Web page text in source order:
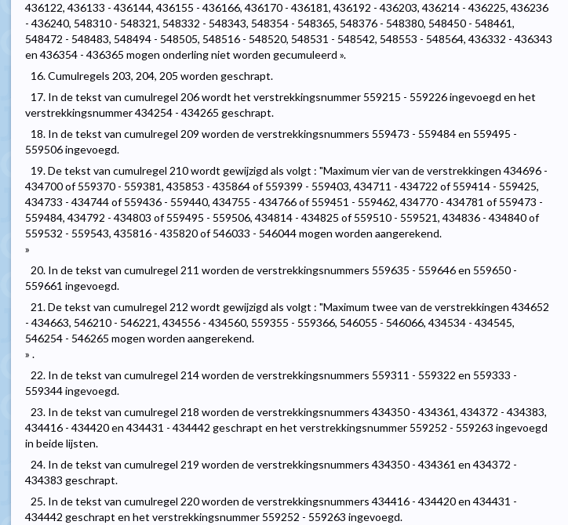
436122, 436133 - 436144, 436155 - 436166, 436170 - 436181, 436192 - 436203, 436214 - 436225, 436236
- 436240, 548310 - 548321, 548332 - 548343, 548354 - 548365, 548376 - 548380, 548450 - 548461,
548472 - 548483, 548494 - 548505, 548516 - 548520, 548531 - 548542, 548553 - 548564, 436332 - 436343
en 436354 - 436365 mogen onderling niet worden gecumuleerd ».
16. Cumulregels 203, 204, 205 worden geschrapt.
17. In de tekst van cumulregel 206 wordt het verstrekkingsnummer 559215 - 559226 ingevoegd en het
verstrekkingsnummer 434254 - 434265 geschrapt.
18. In de tekst van cumulregel 209 worden de verstrekkingsnummers 559473 - 559484 en 559495 -
559506 ingevoegd.
19. De tekst van cumulregel 210 wordt gewijzigd als volgt : "Maximum vier van de verstrekkingen 434696 -
434700 of 559370 - 559381, 435853 - 435864 of 559399 - 559403, 434711 - 434722 of 559414 - 559425,
434733 - 434744 of 559436 - 559440, 434755 - 434766 of 559451 - 559462, 434770 - 434781 of 559473 -
559484, 434792 - 434803 of 559495 - 559506, 434814 - 434825 of 559510 - 559521, 434836 - 434840 of
559532 - 559543, 435816 - 435820 of 546033 - 546044 mogen worden aangerekend.
»
20. In de tekst van cumulregel 211 worden de verstrekkingsnummers 559635 - 559646 en 559650 -
559661 ingevoegd.
21. De tekst van cumulregel 212 wordt gewijzigd als volgt : "Maximum twee van de verstrekkingen 434652
- 434663, 546210 - 546221, 434556 - 434560, 559355 - 559366, 546055 - 546066, 434534 - 434545,
546254 - 546265 mogen worden aangerekend.
» .
22. In de tekst van cumulregel 214 worden de verstrekkingsnummers 559311 - 559322 en 559333 -
559344 ingevoegd.
23. In de tekst van cumulregel 218 worden de verstrekkingsnummers 434350 - 434361, 434372 - 434383,
434416 - 434420 en 434431 - 434442 geschrapt en het verstrekkingsnummer 559252 - 559263 ingevoegd
in beide lijsten.
24. In de tekst van cumulregel 219 worden de verstrekkingsnummers 434350 - 434361 en 434372 -
434383 geschrapt.
25. In de tekst van cumulregel 220 worden de verstrekkingsnummers 434416 - 434420 en 434431 -
434442 geschrapt en het verstrekkingsnummer 559252 - 559263 ingevoegd.